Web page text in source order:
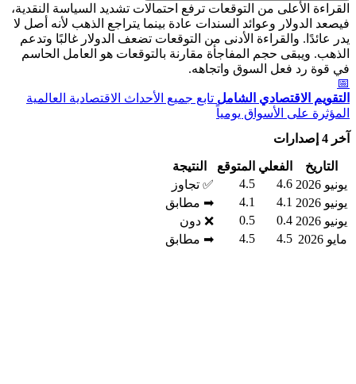
القراءة الأعلى من التوقعات ترفع احتمالات تشديد السياسة النقدية،
فيصعد الدولار وعوائد السندات عادة بينما يتراجع الذهب لأنه أصل لا
يدر عائدًا. والقراءة الأدنى من التوقعات تضعف الدولار غالبًا وتدعم
الذهب. ويبقى حجم المفاجأة مقارنة بالتوقعات هو العامل الحاسم
في قوة رد فعل السوق واتجاهه.
📅
التقويم الاقتصادي الشامل تابع جميع الأحداث الاقتصادية العالمية
المؤثرة على الأسواق يومياً
آخر 4 إصدارات
التاريخ الفعلي المتوقع
النتيجة
يونيو 2026
4.6
4.5
✅ تجاوز
يونيو 2026
4.1
4.1
➡ مطابق
يونيو 2026
0.4
0.5
❌ دون
مايو 2026
4.5
4.5 ➡ مطابق